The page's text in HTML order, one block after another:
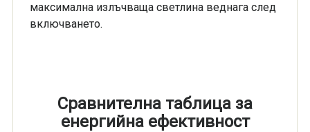
максимална излъчваща светлина веднага след
включването.
Сравнителна таблица за
енергийна ефективност